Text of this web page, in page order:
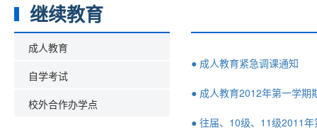
继续教育
成人教育
自学考试
校外合作办学点
● 成人教育紧急调课通知
● 成人教育2012年第一学期
● 往届、10级、11级2011